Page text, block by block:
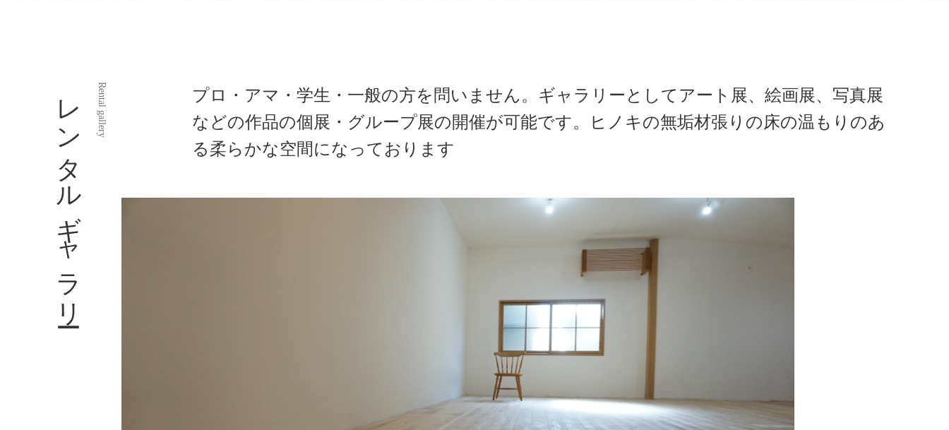
Rental gallery
レンタルギャラリー
プロ・アマ・学生・一般の方を問いません。ギャラリーとしてアート展、絵画展、写真展
などの作品の個展・グループ展の開催が可能です。ヒノキの無垢材張りの床の温もりのあ
る柔らかな空間になっております